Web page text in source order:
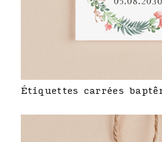
Étiquettes carrées